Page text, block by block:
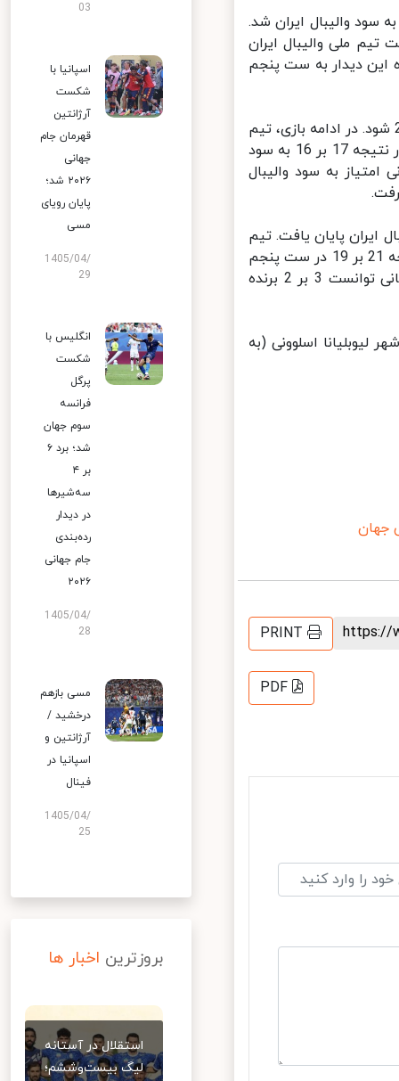
چهارم،دو تیم پایاپای پیش رفته به طوری که نتیجه ۲۵ بر ۲۴ به سود والیبال ایران شد.
۳۱ شود. در آخر این ست تیم ملی والیبال ایران
تا تکلیف برنده این دیدار به ست پنجم
ست پنجم این دیدار، دو تیم کار را خوب آغاز کردند تا نتیجه برابر 2 شود. در ادامه بازی، تیم
ملی والیبال آرژانتین بهتر از ایران عمل کرد و 5 بر 3 به سود این تیم شد. در نتیجه 17 بر 16 به سود
به سود والیبال
والیبال ایران پایان یافت. تیم
ملی والیبال ایران در پایان این بازی عملکرد بهتری داشت و موفق شد با نتیجه 21 بر 19 در ست پنجم
پیروز شود. والیبال ایران با این نتیجه در اولین گام خود در رقابت‌های جهانی توانست 3 بر 2 برنده
اسلوونی (به
PRINT
PDF
03
اسپانیا با
شکست
آرژانتین
قهرمان جام
جهانی
۲۰۲۶ شد؛
پایان رویای
مسی
1405/04/
29
انگلیس با
شکست
پرگل
فرانسه
سوم جهان
شد؛ برد ۶
بر ۴
سه‌شیرها
در دیدار
رده‌بندی
جام جهانی
۲۰۲۶
1405/04/
28
مسی بازهم
درخشید /
آرژانتین و
اسپانیا در
فینال
1405/04/
25
بروزترین اخبار ها
استقلال در آستانه
لیگ بیست‌وششم؛